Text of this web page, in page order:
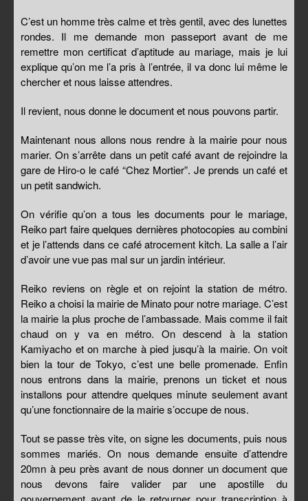
C’est un homme très calme et très gentil, avec des lunettes
rondes. Il me demande mon passeport avant de me
remettre mon certificat d’aptitude au mariage, mais je lui
explique qu’on me l’a pris à l’entrée, il va donc lui même le
chercher et nous laisse attendres.
Il revient, nous donne le document et nous pouvons partir.
Maintenant nous allons nous rendre à la mairie pour nous
marier. On s’arrête dans un petit café avant de rejoindre la
gare de Hiro-o le café “Chez Mortier”. Je prends un café et
un petit sandwich.
On vérifie qu’on a tous les documents pour le mariage,
Reiko part faire quelques dernières photocopies au combini
et je l’attends dans ce café atrocement kitch. La salle a l’air
d’avoir une vue pas mal sur un jardin intérieur.
Reiko reviens on règle et on rejoint la station de métro.
Reiko a choisi la mairie de Minato pour notre mariage. C’est
la mairie la plus proche de l’ambassade. Mais comme il fait
chaud on y va en métro. On descend à la station
Kamiyacho et on marche à pied jusqu’à la mairie. On voit
bien la tour de Tokyo, c’est une belle promenade. Enfin
nous entrons dans la mairie, prenons un ticket et nous
installons pour attendre quelques minute seulement avant
qu’une fonctionnaire de la mairie s’occupe de nous.
Tout se passe très vite, on signe les documents, puis nous
sommes mariés. On nous demande ensuite d’attendre
20mn à peu près avant de nous donner un document que
nous devons faire valider par une apostille du